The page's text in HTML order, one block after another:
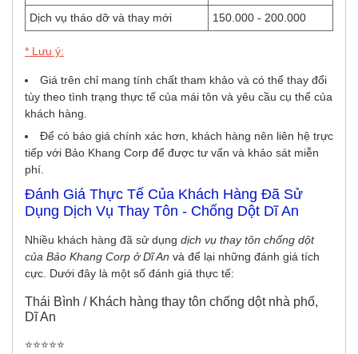
Dịch vụ tháo dỡ và thay mới
150.000 - 200.000
* Lưu ý:
Giá trên chỉ mang tính chất tham khảo và có thể thay đổi
tùy theo tình trạng thực tế của mái tôn và yêu cầu cụ thể của
khách hàng.
Để có báo giá chính xác hơn, khách hàng nên liên hệ trực
tiếp với Bảo Khang Corp để được tư vấn và khảo sát miễn
phí.
Đánh Giá Thực Tế Của Khách Hàng Đã Sử
Dụng Dịch Vụ Thay Tôn - Chống Dột Dĩ An
Nhiều khách hàng đã sử dụng dịch vụ thay tôn chống dột
của Bảo Khang Corp ở Dĩ An và để lại những đánh giá tích
cực. Dưới đây là một số đánh giá thực tế:
Thái Bình / Khách hàng thay tôn chống dột nhà phố,
Dĩ An
⭐️⭐️⭐️⭐️⭐️